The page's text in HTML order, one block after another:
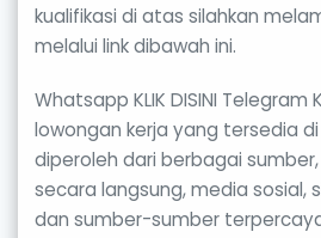
kualifikasi di atas silahkan
melalui link dibawah ini.
Whatsapp KLIK DISINI Telegram
lowongan kerja yang tersedia
diperoleh dari berbagai
secara langsung, media sosial,
dan sumber-sumber